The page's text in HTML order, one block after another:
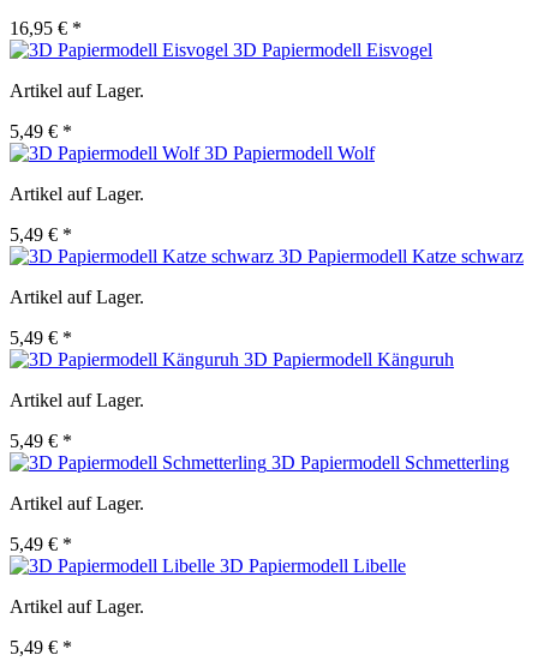
16,95 € *
3D Papiermodell Eisvogel
Artikel auf Lager.
5,49 € *
3D Papiermodell Wolf
Artikel auf Lager.
5,49 € *
3D Papiermodell Katze schwarz
Artikel auf Lager.
5,49 € *
3D Papiermodell Känguruh
Artikel auf Lager.
5,49 € *
3D Papiermodell Schmetterling
Artikel auf Lager.
5,49 € *
3D Papiermodell Libelle
Artikel auf Lager.
5,49 € *